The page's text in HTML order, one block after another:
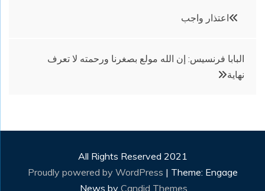
تصفّح
اعتذار واجب
البابا فرنسيس: إن الله مولع بصغرنا ورحمته لا تعرف
نهاية
All Rights Reserved 2021
Proudly powered by WordPress | Theme: Engage
News by Candid Themes